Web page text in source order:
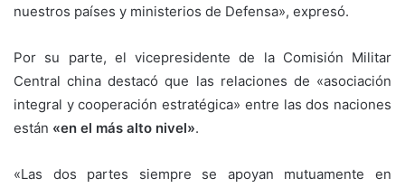
nuestros países y ministerios de Defensa», expresó.
Por su parte, el vicepresidente de la Comisión Militar
Central china destacó que las relaciones de «asociación
integral y cooperación estratégica» entre las dos naciones
están «en el más alto nivel».
«Las dos partes siempre se apoyan mutuamente en